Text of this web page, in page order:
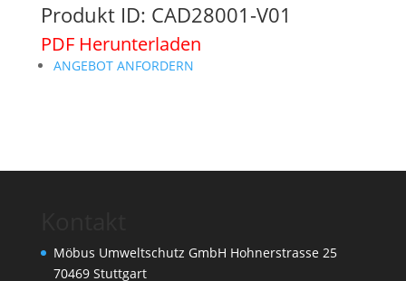
Produkt ID: CAD28001-V01
PDF Herunterladen
ANGEBOT ANFORDERN
Möbus Umweltschutz GmbH Hohnerstrasse 25
70469 Stuttgart